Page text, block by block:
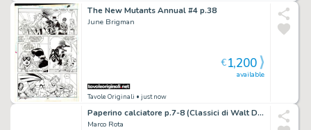
The New Mutants Annual #4 p.38
June Brigman
Tavole Originali • just now
available
€1,200
Paperino calciatore p.7-8 (Classici di Walt Disney n.54, Paperino ai mondiali, 1974)
Marco Rota